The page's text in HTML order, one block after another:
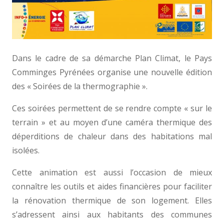
Dans le cadre de sa démarche Plan Climat, le Pays
Comminges Pyrénées organise une nouvelle édition
des « Soirées de la thermographie ».
Ces soirées permettent de se rendre compte « sur le
terrain » et au moyen d’une caméra thermique des
déperditions de chaleur dans des habitations mal
isolées.
Cette animation est aussi l’occasion de mieux
connaître les outils et aides financières pour faciliter
la rénovation thermique de son logement. Elles
s’adressent ainsi aux habitants des communes